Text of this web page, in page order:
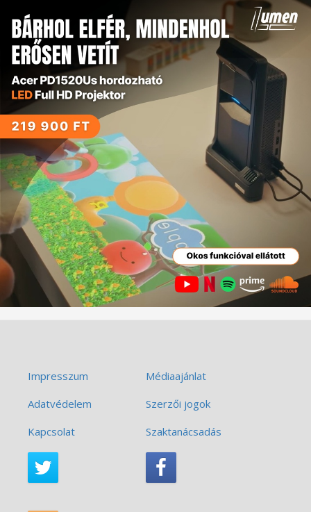
Impresszum
Médiaajánlat
Adatvédelem
Szerzői jogok
Kapcsolat
Szaktanácsadás